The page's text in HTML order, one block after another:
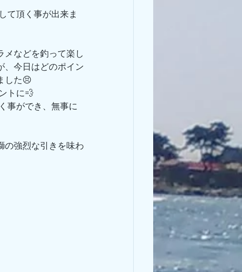
メなどを釣って楽し
、今日はどのポイン
した😣
トに💨
の強烈な引きを味わ